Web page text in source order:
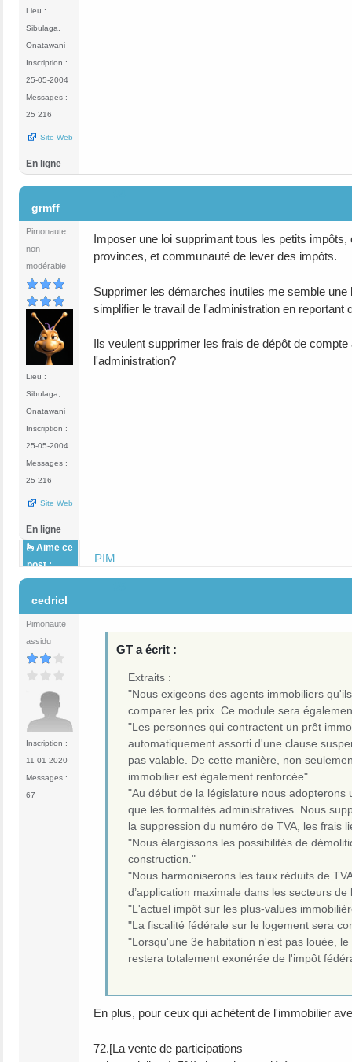
Lieu :
Sibulaga,
Onatawani
Inscription :
25-05-2004
Messages :
25 216
Site Web
En ligne
grmff
Pimonaute
non
modérable
Lieu :
Sibulaga,
Onatawani
Inscription :
25-05-2004
Messages :
25 216
Site Web
Imposer une loi supprimant tous les petits
provinces, et communauté de lever des impôts.
Supprimer les démarches inutiles me semble
simplifier le travail de l'administration en
Ils veulent supprimer les frais de dépôt de
l'administration?
En ligne
Aime ce
post :
PIM
cedricl
Pimonaute
assidu
Inscription :
11-01-2020
Messages :
67
GT a écrit :
Extraits :
"Nous exigeons des agents immobiliers
comparer les prix. Ce module sera
"Les personnes qui contractent un prêt
automatiquement assorti d'une clause
pas valable. De cette manière, non
immobilier est également renforcée"
"Au début de la législature nous
que les formalités administratives. Nous
la suppression du numéro de TVA, les frais
"Nous élargissons les possibilités de
construction."
"Nous harmoniserons les taux réduits de
d’application maximale dans les secteurs
"L'actuel impôt sur les plus-values
"La fiscalité fédérale sur le logement sera
"Lorsqu'une 3e habitation n'est pas louée,
restera totalement exonérée de l'impôt
En plus, pour ceux qui achètent de l'immobilier
72.[La vente de participations